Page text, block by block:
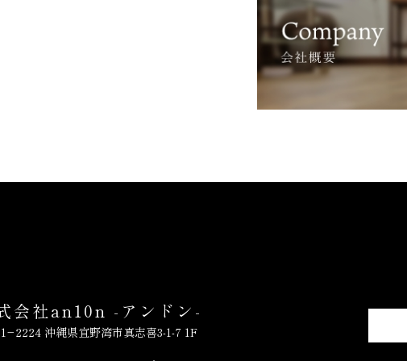
会社an10n -アンドン-
沖縄県宜野湾市真志喜3-1-7 1F